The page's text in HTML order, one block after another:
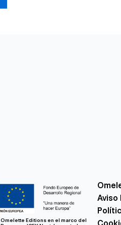
Omelette Editions en el marco del
Aviso